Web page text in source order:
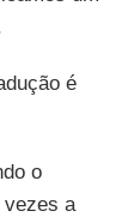
é
o
a